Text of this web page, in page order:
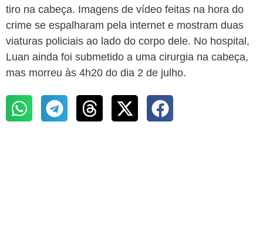
tiro na cabeça. Imagens de vídeo feitas na hora do
crime se espalharam pela internet e mostram duas
viaturas policiais ao lado do corpo dele. No hospital,
Luan ainda foi submetido a uma cirurgia na cabeça,
mas morreu às 4h20 do dia 2 de julho.